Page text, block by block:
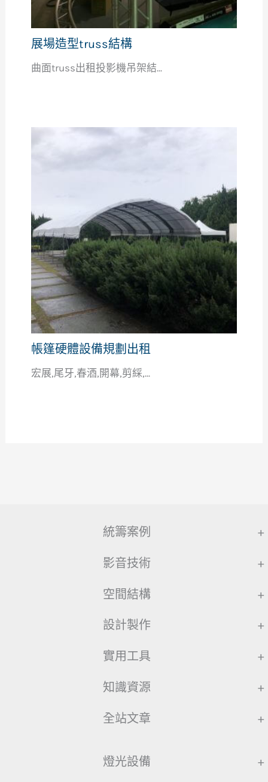
展場造型truss結構
曲面truss出租投影機吊架結...
帳篷硬體設備規劃出租
宏展,尾牙,春酒,開幕,剪綵,...
統籌案例 +
影音技術 +
空間結構 +
設計製作 +
實用工具 +
知識資源 +
全站文章 +
燈光設備 +